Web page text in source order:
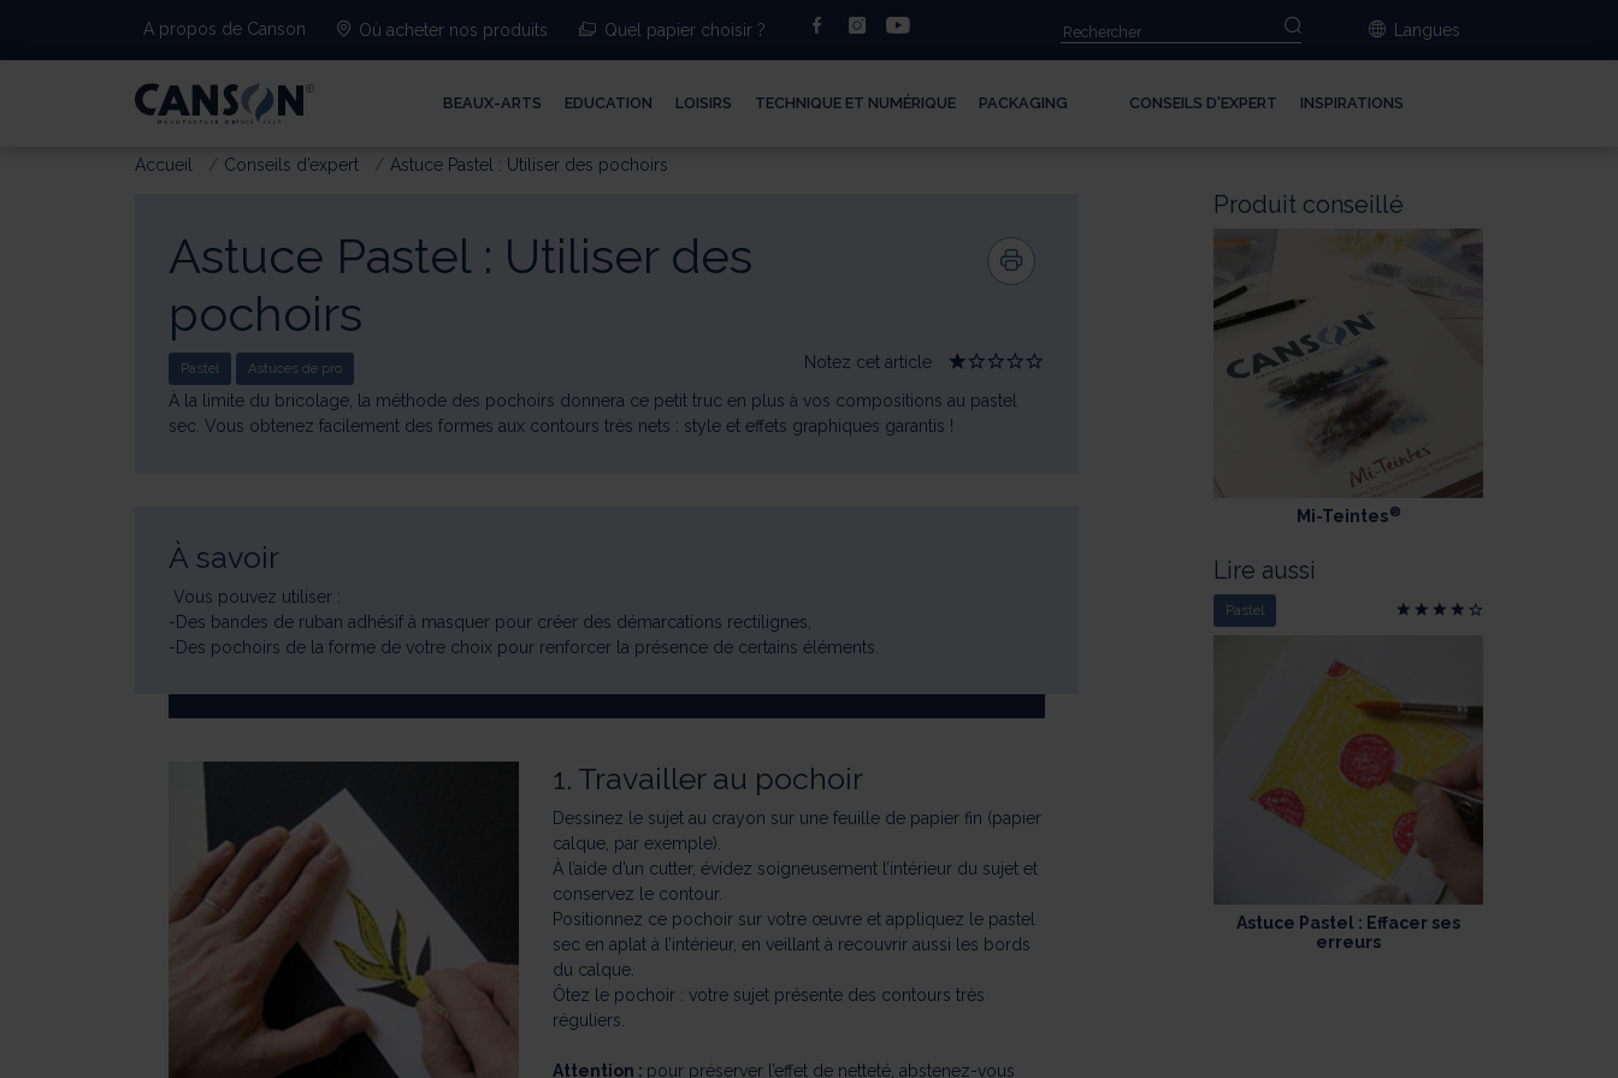
A propos de Canson Où acheter nos produits Quel papier choisir ? facebookinstagram Langues
BEAUX-ARTS EDUCATION LOISIRS TECHNIQUE ET NUMÉRIQUE PACKAGING CONSEILS D'EXPERT INSPIRATIONS
Accueil Conseils d’expert Astuce Pastel : Utiliser des pochoirs
Astuce Pastel : Utiliser des
pochoirs
Pastel Astuces de pro Notez cet article
Give
Pastel
:
Give
Pastel
Give
Pastel
Give
Pastel
Give
À la limite du bricolage, la méthode des pochoirs donnera ce petit truc en plus à vos compositions au pastel
sec. Vous obtenez facilement des formes aux contours très nets : style et effets graphiques garantis !
À savoir
Vous pouvez utiliser :
-Des bandes de ruban adhésif à masquer pour créer des démarcations rectilignes,
-Des pochoirs de la forme de votre choix pour renforcer la présence de certains éléments.
1. Travailler au pochoir
Dessinez le sujet au crayon sur une feuille de papier fin (papier
calque, par exemple).
À l’aide d’un cutter, évidez soigneusement l’intérieur du sujet et
conservez le contour.
Positionnez ce pochoir sur votre œuvre et appliquez le pastel
sec en aplat à l’intérieur, en veillant à recouvrir aussi les bords
du calque.
Ôtez le pochoir : votre sujet présente des contours très
réguliers.
Attention : pour préserver l’effet de netteté, abstenez-vous
Produit conseillé
Mi-Teintes®
Lire aussi
Pastel
Astuce Pastel : Effacer ses
erreurs